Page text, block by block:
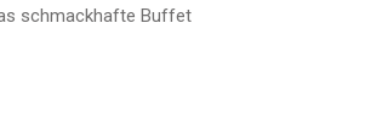
schmackhafte Buffet